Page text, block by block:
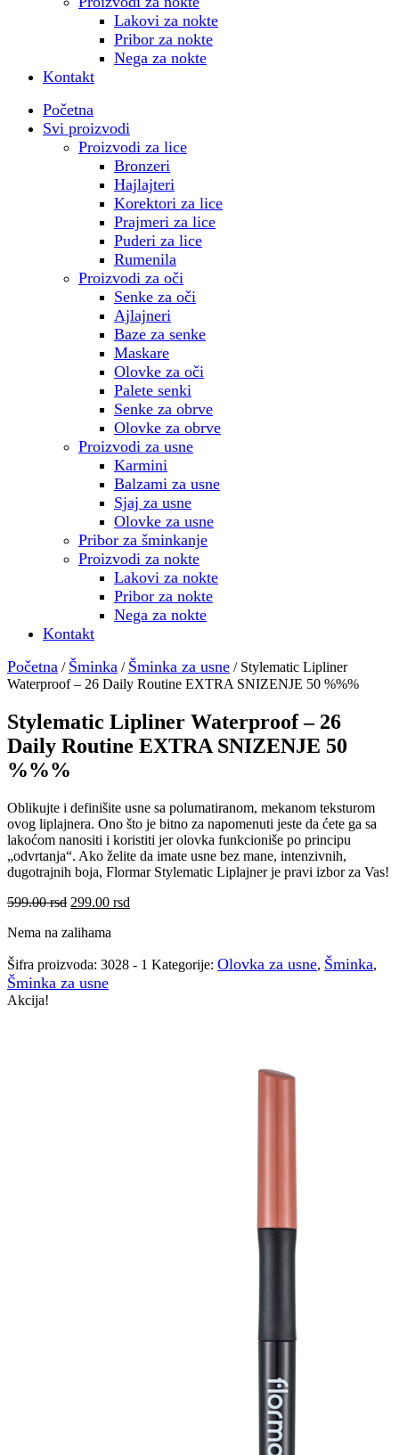
Lakovi za nokte
Pribor za nokte
Nega za nokte
Kontakt
Početna
Svi proizvodi
Proizvodi za lice
Bronzeri
Hajlajteri
Korektori za lice
Prajmeri za lice
Puderi za lice
Rumenila
Proizvodi za oči
Senke za oči
Ajlajneri
Baze za senke
Maskare
Olovke za oči
Palete senki
Senke za obrve
Olovke za obrve
Proizvodi za usne
Karmini
Balzami za usne
Sjaj za usne
Olovke za usne
Pribor za šminkanje
Proizvodi za nokte
Lakovi za nokte
Pribor za nokte
Nega za nokte
Kontakt
Početna / Šminka / Šminka za usne / Stylematic Lipliner
Waterproof – 26 Daily Routine EXTRA SNIZENJE 50 %%%
Stylematic Lipliner Waterproof – 26
Daily Routine EXTRA SNIZENJE 50
%%%
Oblikujte i definišite usne sa polumatiranom, mekanom teksturom
ovog liplajnera. Ono što je bitno za napomenuti jeste da ćete ga sa
lakoćom nanositi i koristiti jer olovka funkcioniše po principu
„odvrtanja“. Ako želite da imate usne bez mane, intenzivnih,
dugotrajnih boja, Flormar Stylematic Liplajner je pravi izbor za Vas!
599.00rsd Originalna
je
599.00 rsd.
299.00 rsd
Nema na zalihama
Šifra proizvoda: 3028 - 1 Kategorije: Olovka za usne, Šminka,
Šminka za usne
Akcija!